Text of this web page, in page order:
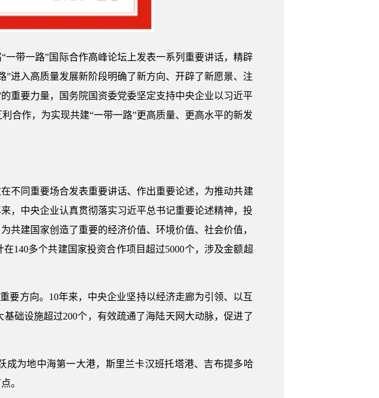
带一路”国际合作高峰论坛上发表一系列重要讲话，精辟
进入高质量发展新阶段明确了新方向、开辟了新愿景、注
重要力量，国务院国资委党委坚定支持中央企业以习近平
合作，为实现共建“一带一路”更高质量、更高水平的新发
不同重要场合发表重要讲话、作出重要论述，为推动共建
，中央企业认真贯彻落实习近平总书记重要论述精神，投
共建国家创造了重要的经济价值、环境价值、社会价值，
140多个共建国家投资合作项目超过5000个，涉及金额超
要方向。10年来，中央企业坚持以经济走廊为引领、以互
础设施超过200个，有效疏通了海陆天网大动脉，促进了
为地中海第一大港，斯里兰卡汉班托塔港、吉布提多哈
。